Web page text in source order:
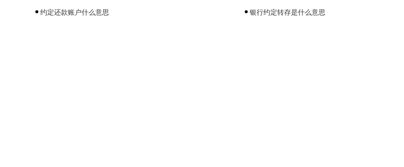
约定还款账户什么意思
银行约定转存是什么意思